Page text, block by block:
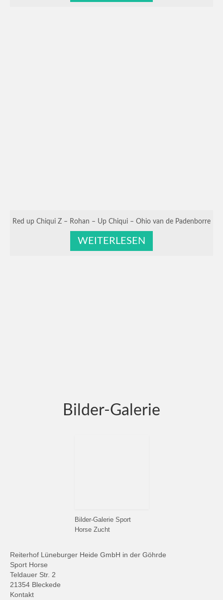
Red up Chiqui Z – Rohan – Up Chiqui – Ohio van de Padenborre
WEITERLESEN
Bilder-Galerie
Bilder-Galerie Sport
Horse Zucht
Reiterhof Lüneburger Heide GmbH in der Göhrde
Sport Horse
Teldauer Str. 2
21354 Bleckede
Kontakt